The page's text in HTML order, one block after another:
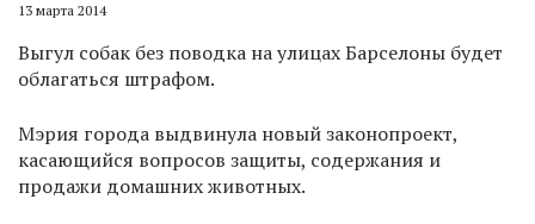
13 марта 2014
Выгул собак без поводка на улицах Барселоны будет
облагаться штрафом.
Мэрия города выдвинула новый законопроект,
касающийся вопросов защиты, содержания и
продажи домашних животных.